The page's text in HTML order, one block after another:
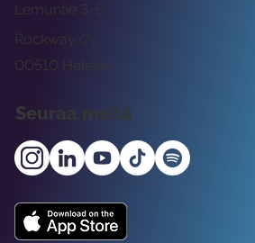
Rockway Oy
Lemuntie 3-5
00510 Helsinki
Seuraa meitä